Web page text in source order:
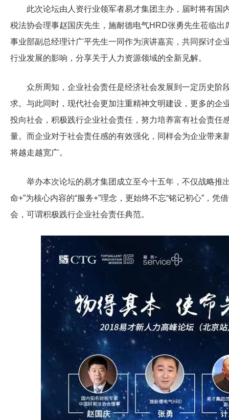
此次论坛由人资行业领军者易才集团主办，届时将有国
税法协会理事赵国庆先生，施耐德电气HRD张勇先生莅临出
事业部副总经理计广平先生一同作为演讲嘉宾，共同探讨企
行业发展的影响，分享关于人力资源领域的全新见解。
众所周知，企业社会责任是经济社会发展到一定历史阶
求。与此同时，现代社会更加注重精神文明建设，更多的企
投向社会，积极践行企业社会责任，努力培养富有社会责任
量。而企业对于社会责任感的有效强化，同样会为企业带来
将越走越宽广。
举办本次论坛的易才集团成立至今十五年，不仅战略推
命+”为核心内容的“服务+”理念，更始终不忘“铭记初心”，凭
会，可谓积极践行企业社会责任典范。